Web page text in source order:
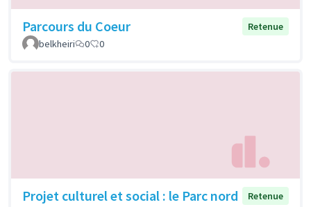
Parcours du Coeur
Retenue
belkheiri
0 0
Projet culturel et social : le Parc nord
Retenue